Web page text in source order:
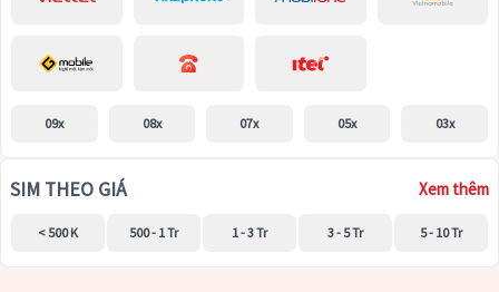
09x 08x 07x 05x 03x
SIM THEO GIÁ Xem thêm
< 500 K 500 - 1 Tr 1 - 3 Tr 3 - 5 Tr 5 - 10 Tr